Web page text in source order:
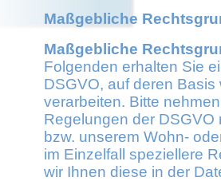
Maßgebliche
Maßgebliche
Folgenden erhalten Sie
DSGVO, auf deren
verarbeiten. Bitte
Regelungen der
bzw. unserem Wohn-
im Einzelfall speziellere
wir Ihnen diese in der